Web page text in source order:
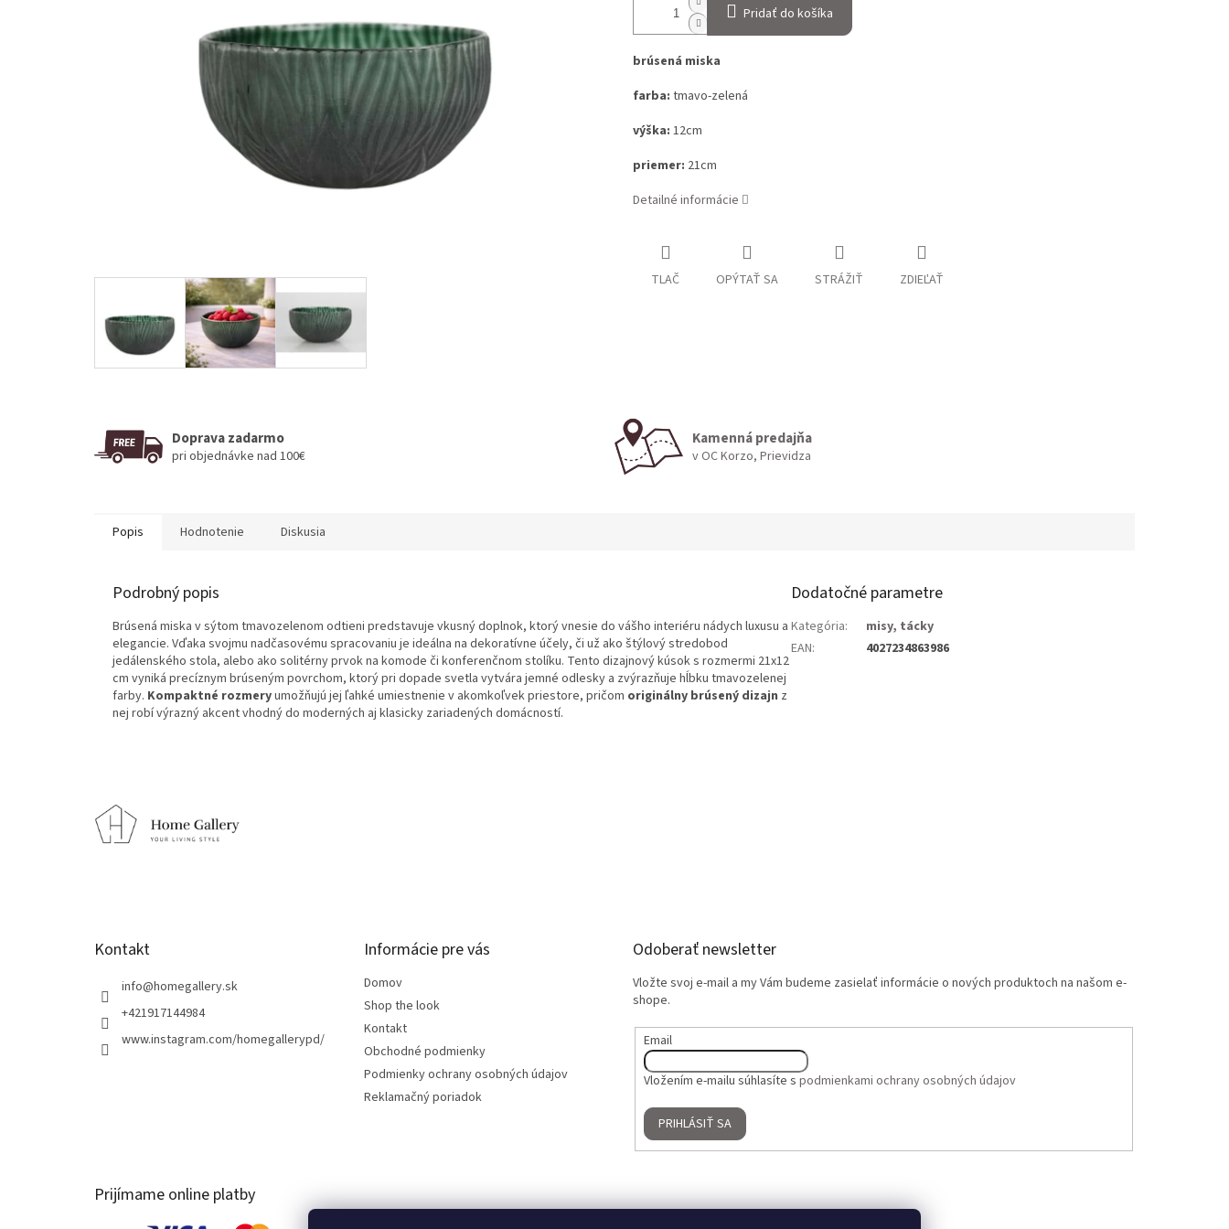
Pridať do košíka
brúsená miska
farba: tmavo-zelená
výška: 12cm
priemer: 21cm
Detailné informácie
TLAČ OPÝTAŤ SA STRÁŽIŤ ZDIEĽAŤ
Doprava zadarmo
pri objednávke nad 100€
Kamenná predajňa
v OC Korzo, Prievidza
Popis Hodnotenie Diskusia
Podrobný popis
Brúsená miska v sýtom tmavozelenom odtieni predstavuje vkusný doplnok, ktorý vnesie do vášho interiéru nádych luxusu a
elegancie. Vďaka svojmu nadčasovému spracovaniu je ideálna na dekoratívne účely, či už ako štýlový stredobod
jedálenského stola, alebo ako solitérny prvok na komode či konferenčnom stolíku. Tento dizajnový kúsok s rozmermi 21x12
cm vyniká precíznym brúseným povrchom, ktorý pri dopade svetla vytvára jemné odlesky a zvýrazňuje hĺbku tmavozelenej
farby. Kompaktné rozmeryumožňujú jej ľahké umiestnenie v akomkoľvek priestore, pričom originálny brúsený dizajn z
nej robí výrazný akcent vhodný do moderných aj klasicky zariadených domácností.
Dodatočné parametre
Kategória:
misy, tácky
EAN: 4027234863986
Kontakt
info@homegallery.sk
+421917144984
www.instagram.com/homegallerypd/
Informácie pre vás
Domov
Shop the look
Kontakt
Obchodné podmienky
Podmienky ochrany osobných údajov
Reklamačný poriadok
Odoberať newsletter
Vložte svoj e-mail a my Vám budeme zasielať informácie o nových produktoch na našom e-
shope.
Email
Vložením e-mailu súhlasíte s podmienkami ochrany osobných údajov
PRIHLÁSIŤ SA
Prijímame online platby